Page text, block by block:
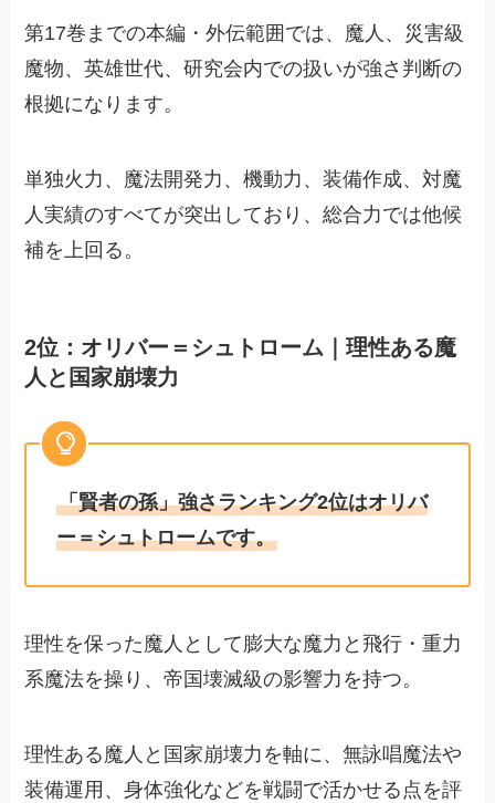
第17巻までの本編・外伝範囲では、魔人、災害級
魔物、英雄世代、研究会内での扱いが強さ判断の
根拠になります。
単独火力、魔法開発力、機動力、装備作成、対魔
人実績のすべてが突出しており、総合力では他候
補を上回る。
2位：オリバー＝シュトローム｜理性ある魔
人と国家崩壊力
「賢者の孫」強さランキング2位はオリバ
ー＝シュトロームです。
理性を保った魔人として膨大な魔力と飛行・重力
系魔法を操り、帝国壊滅級の影響力を持つ。
理性ある魔人と国家崩壊力を軸に、無詠唱魔法や
装備運用、身体強化などを戦闘で活かせる点を評